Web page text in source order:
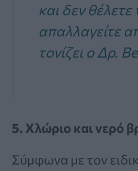
και δεν θέλετε
απαλλαγείτε
τονίζει ο Δρ.
5. Χλώριο και νερό
Σύμφωνα με τον